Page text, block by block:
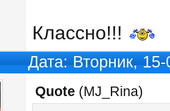
Классно!!!
Дата: Вторник,
Quote (MJ_Rina)